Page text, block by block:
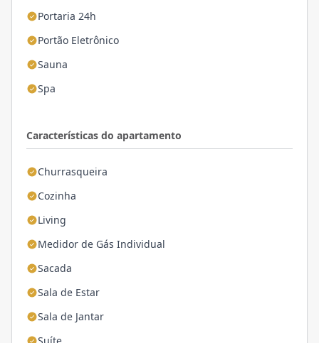
Portaria 24h
Portão Eletrônico
Sauna
Spa
Características do apartamento
Churrasqueira
Cozinha
Living
Medidor de Gás Individual
Sacada
Sala de Estar
Sala de Jantar